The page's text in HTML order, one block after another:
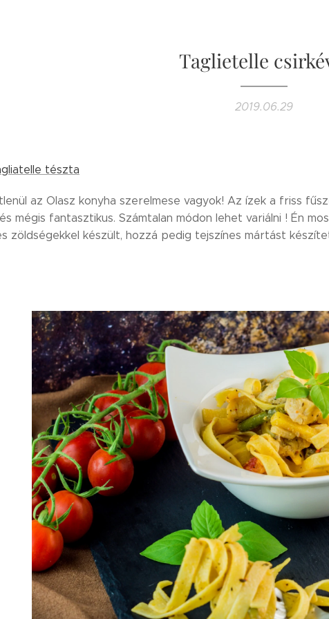
Taglietelle
2019.06.29
tészta
az Olasz konyha szerelmese vagyok! Az ízek a friss
mégis fantasztikus. Számtalan módon lehet variálni ! Én
zöldségekkel készült, hozzá pedig tejszínes mártást